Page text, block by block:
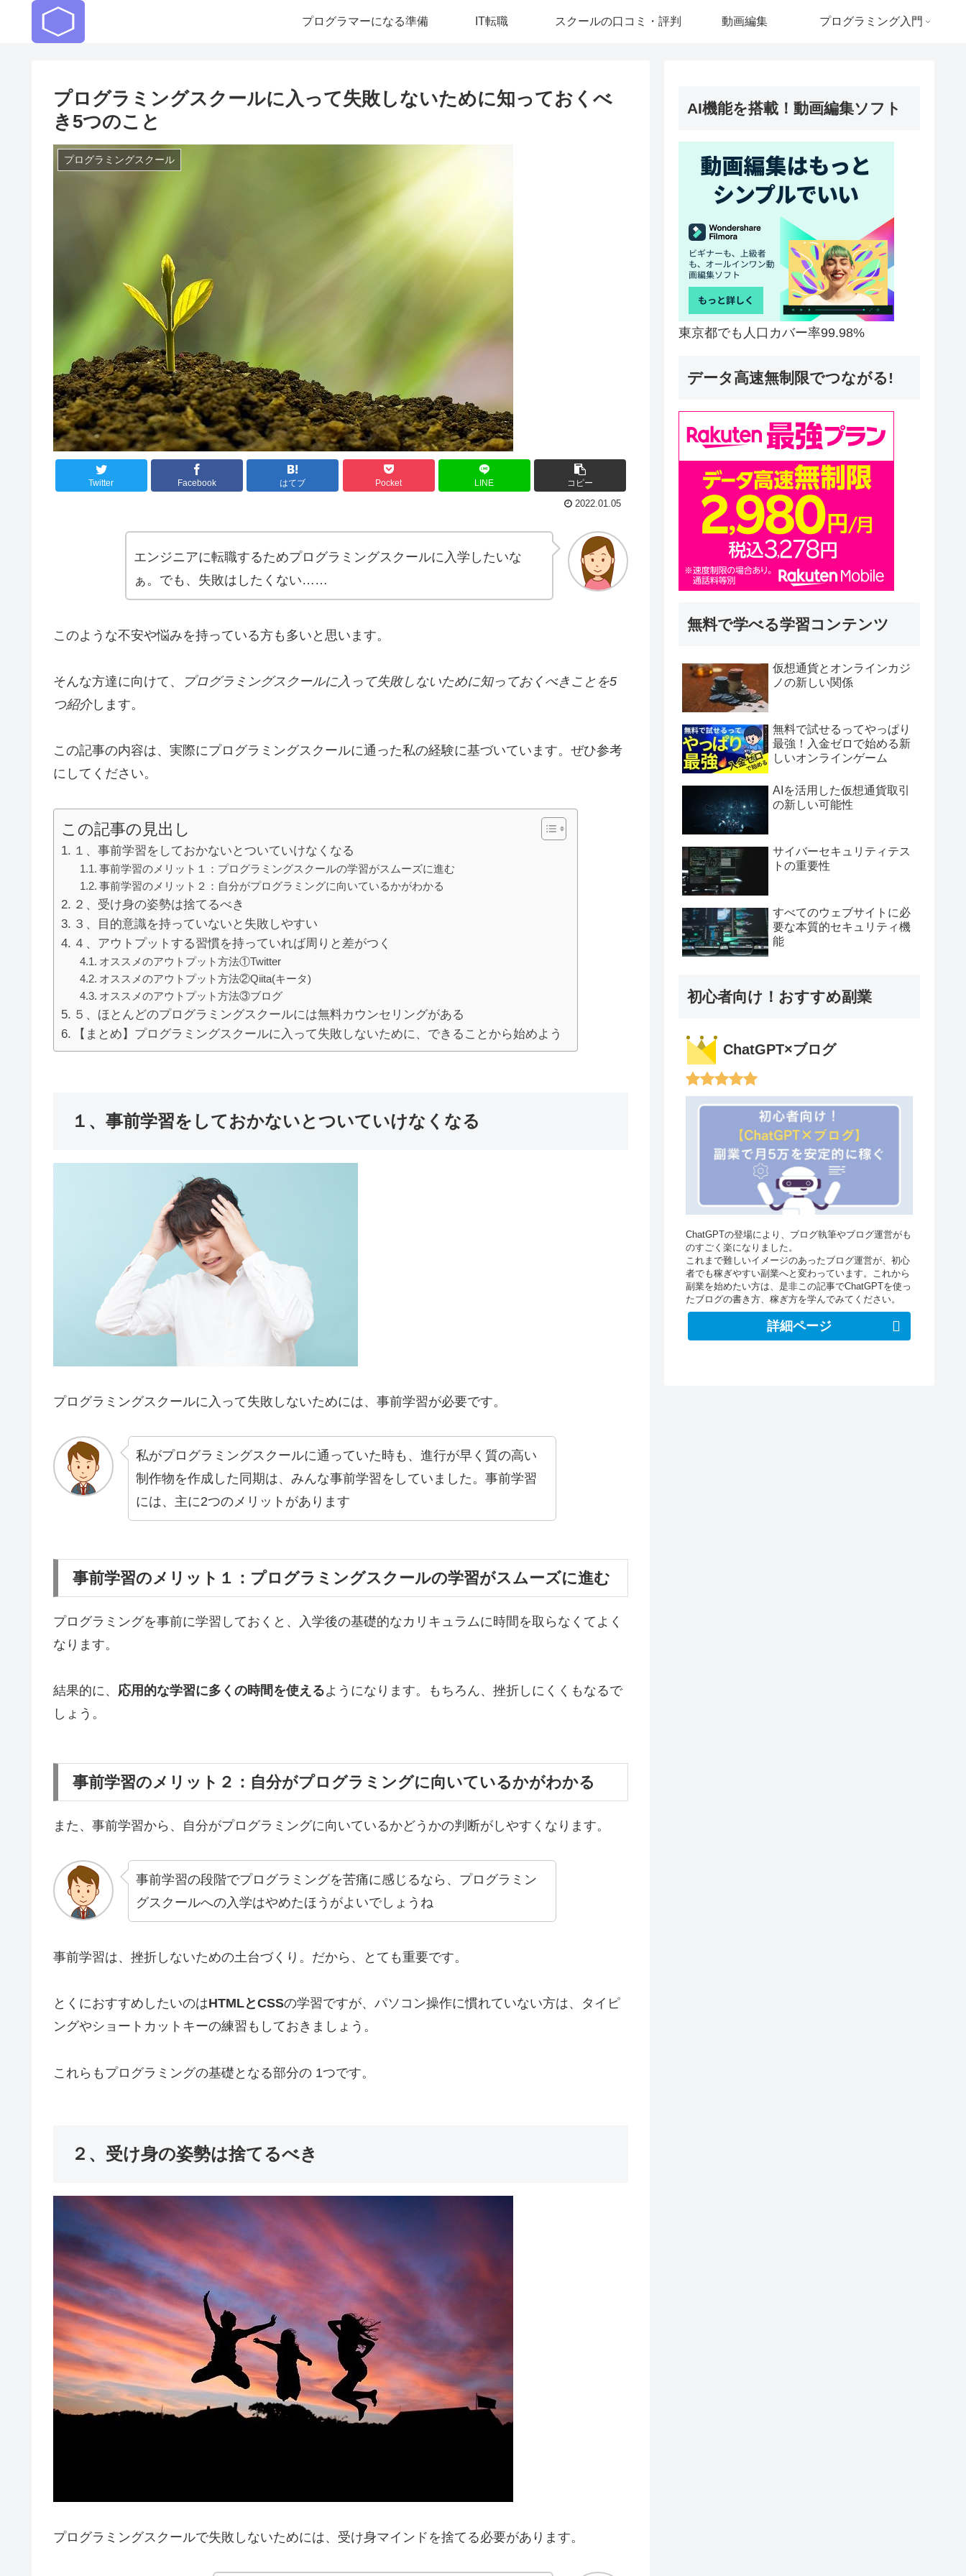
プログラマーになる準備 IT転職 スクールの口コミ・評判 動画編集 プログラミング入門
プログラミングスクールに入って失敗しないために知っておくべ
き5つのこと
プログラミングスクール
Twitter Facebook はてブ Pocket LINE コピー
2022.01.05
エンジニアに転職するためプログラミングスクールに入学したいな
ぁ。でも、失敗はしたくない……
このような不安や悩みを持っている方も多いと思います。
そんな方達に向けて、
プログラミングスクールに入って失敗しないために知っておくべきことを5
つ紹介します。
この記事の内容は、実際にプログラミングスクールに通った私の経験に基づいています。ぜひ参考
にしてください。
この記事の見出し
１、事前学習をしておかないとついていけなくなる
事前学習のメリット１：プログラミングスクールの学習がスムーズに進む
事前学習のメリット２：自分がプログラミングに向いているかがわかる
２、受け身の姿勢は捨てるべき
３、目的意識を持っていないと失敗しやすい
４、アウトプットする習慣を持っていれば周りと差がつく
オススメのアウトプット方法①Twitter
オススメのアウトプット方法②Qiita(キータ)
オススメのアウトプット方法③ブログ
５、ほとんどのプログラミングスクールには無料カウンセリングがある
【まとめ】プログラミングスクールに入って失敗しないために、できることから始めよう
１、事前学習をしておかないとついていけなくなる
プログラミングスクールに入って失敗しないためには、事前学習が必要です。
私がプログラミングスクールに通っていた時も、進行が早く質の高い
制作物を作成した同期は、みんな事前学習をしていました。事前学習
には、主に2つのメリットがあります
事前学習のメリット１：プログラミングスクールの学習がスムーズに進む
プログラミングを事前に学習しておくと、入学後の基礎的なカリキュラムに時間を取らなくてよく
なります。
結果的に、 応用的な学習に多くの時間を使えるようになります。もちろん、挫折しにくくもなるで
しょう。
事前学習のメリット２：自分がプログラミングに向いているかがわかる
また、事前学習から、自分がプログラミングに向いているかどうかの判断がしやすくなります。
事前学習の段階でプログラミングを苦痛に感じるなら、プログラミン
グスクールへの入学はやめたほうがよいでしょうね
事前学習は、挫折しないための土台づくり。だから、とても重要です。
とくにおすすめしたいのはHTMLとCSSの学習ですが、パソコン操作に慣れていない方は、タイピ
ングやショートカットキーの練習もしておきましょう。
これらもプログラミングの基礎となる部分の 1つです。
２、受け身の姿勢は捨てるべき
プログラミングスクールで失敗しないためには、受け身マインドを捨てる必要があります。
AI機能を搭載！動画編集ソフト
東京都でも人口カバー率99.98%
データ高速無制限でつながる!
無料で学べる学習コンテンツ
仮想通貨とオンラインカジ
ノの新しい関係
無料で試せるってやっぱり
最強！入金ゼロで始める新
しいオンラインゲーム
AIを活用した仮想通貨取引
の新しい可能性
サイバーセキュリティテス
トの重要性
すべてのウェブサイトに必
要な本質的セキュリティ機
能
初心者向け！おすすめ副業
ChatGPT×ブログ
ChatGPTの登場により、ブログ執筆やブログ運営がも
のすごく楽になりました。
これまで難しいイメージのあったブログ運営が、初心
者でも稼ぎやすい副業へと変わっています。これから
副業を始めたい方は、是非この記事でChatGPTを使っ
たブログの書き方、稼ぎ方を学んでみてください。
詳細ページ